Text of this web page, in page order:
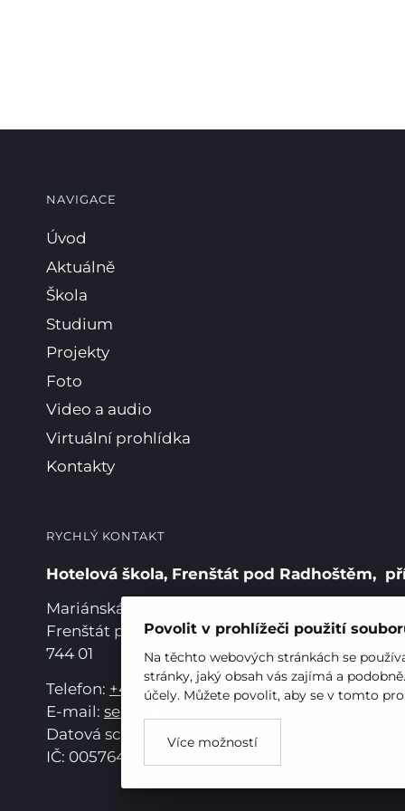
Povolit v prohlížeči použití
Na těchto webových stránkách se
stránky, jaký obsah vás zajímá a
účely. Můžete povolit, aby se v tomto
Více možností
NAVIGACE
Úvod
Aktuálně
Škola
Studium
Projekty
Foto
Video a audio
Virtuální prohlídka
Kontakty
RYCHLÝ KONTAKT
Hotelová škola, Frenštát pod Radhoštěm,
Mariánská 252,
Frenštát pod Radhoštěm
744 01
Telefon: +420 556 836 551
E-mail: sekretariat@hotelovkafren.cz
Datová schránka: bc5jrez
IČ: 00576441